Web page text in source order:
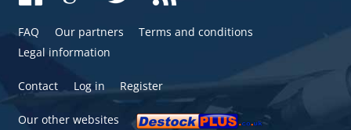
FAQ Our partners
Terms and conditions
Legal information
Contact Log in Register
Our other websites